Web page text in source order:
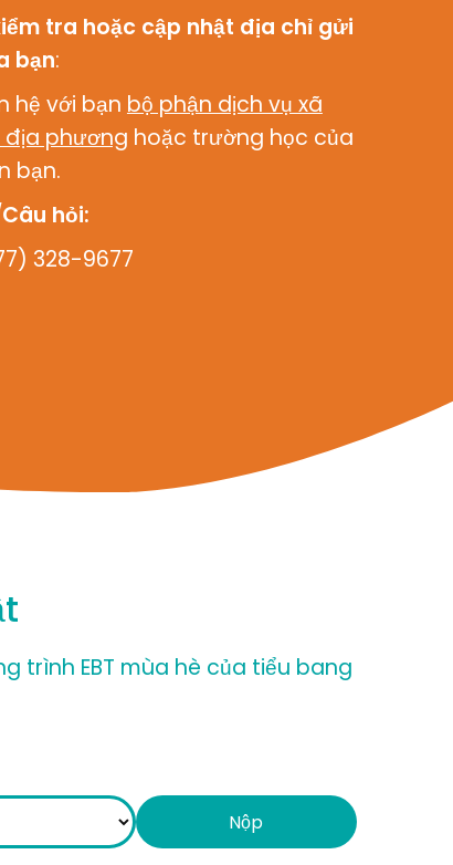
tra hoặc cập nhật địa chỉ gửi
bạn:
hệ với bạn bộ phận dịch vụ xã
địa phương hoặc trường học của
bạn.
hỏi:
328-9677
trình EBT mùa hè của tiểu bang